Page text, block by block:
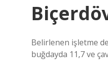
Belirlenen işletme
buğdayda 11,7 ve